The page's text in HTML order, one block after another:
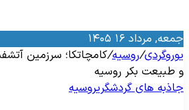
مرداد ۱۶ ۱۴۰۵
/روسیه/کامچاتکا؛ سرزمین
طبیعت بکر روسیه
های گردشگریروسیه